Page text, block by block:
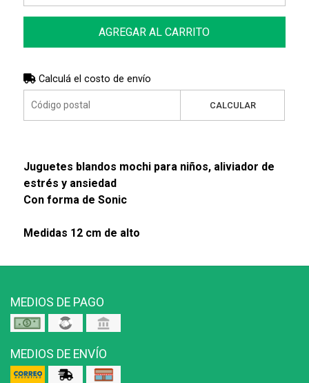
AGREGAR AL CARRITO
Calculá el costo de envío
CALCULAR
Juguetes blandos mochi para niños, aliviador de
estrés y ansiedad
Con forma de Sonic
Medidas 12 cm de alto
MEDIOS DE PAGO
MEDIOS DE ENVÍO